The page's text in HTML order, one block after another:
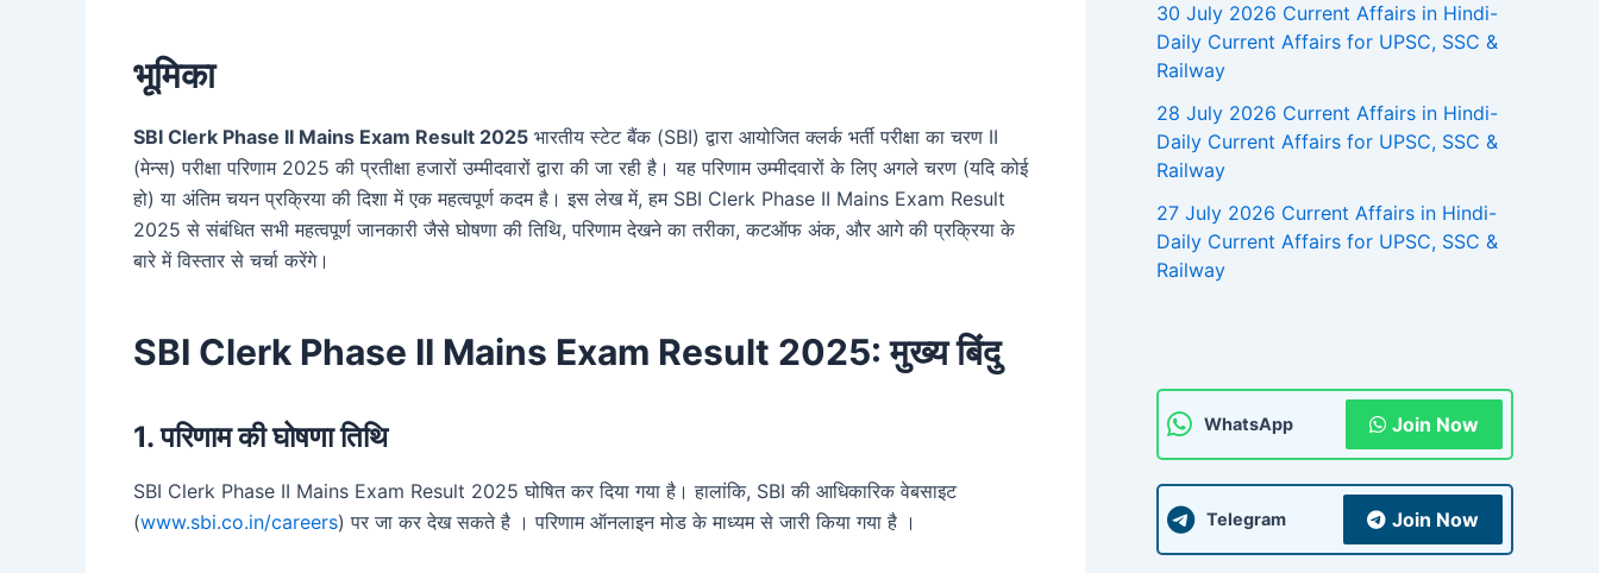
भूमिका
SBI Clerk Phase II Mains Exam Result 2025 भारतीय स्टेट बैंक (SBI) द्वारा आयोजित क्लर्क भर्ती परीक्षा का चरण II
(मेन्स) परीक्षा परिणाम 2025 की प्रतीक्षा हजारों उम्मीदवारों द्वारा की जा रही है। यह परिणाम उम्मीदवारों के लिए अगले चरण (यदि कोई
हो) या अंतिम चयन प्रक्रिया की दिशा में एक महत्वपूर्ण कदम है। इस लेख में, हम SBI Clerk Phase II Mains Exam Result
2025 से संबंधित सभी महत्वपूर्ण जानकारी जैसे घोषणा की तिथि, परिणाम देखने का तरीका, कटऑफ अंक, और आगे की प्रक्रिया के
बारे में विस्तार से चर्चा करेंगे।
SBI Clerk Phase II Mains Exam Result 2025: मुख्य बिंदु
1. परिणाम की घोषणा तिथि
SBI Clerk Phase II Mains Exam Result 2025 घोषित कर दिया गया है। हालांकि, SBI की आधिकारिक वेबसाइट
(www.sbi.co.in/careers) पर जा कर देख सकते है । परिणाम ऑनलाइन मोड के माध्यम से जारी किया गया है ।
30 July 2026 Current Affairs in Hindi-
Daily Current Affairs for UPSC, SSC &
Railway
28 July 2026 Current Affairs in Hindi-
Daily Current Affairs for UPSC, SSC &
Railway
27 July 2026 Current Affairs in Hindi-
Daily Current Affairs for UPSC, SSC &
Railway
WhatsApp Join Now
Telegram Join Now